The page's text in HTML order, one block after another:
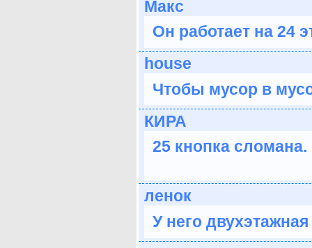
Макс
Он работает на 24
house
Чтобы мусор в
КИРА
25 кнопка сломана.
ленок
У него